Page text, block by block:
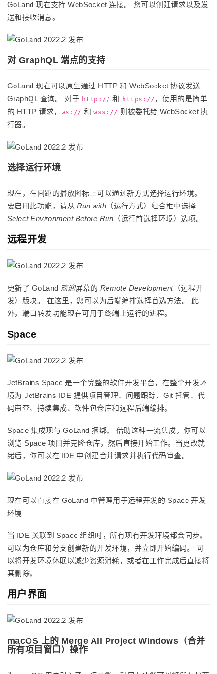
GoLand 现在支持 WebSocket 连接。 您可以创建请求以及发
送和接收消息。
对 GraphQL 端点的支持
GoLand 现在可以原生通过 HTTP 和 WebSocket 协议发送
GraphQL 查询。 对于 http:// 和 https:// ，使用的是简单
的 HTTP 请求， ws:// 和wss:// 则被委托给 WebSocket 执
行器。
选择运行环境
现在，在间距的播放图标上可以通过新方式选择运行环境。
要启用此功能，请从 Run with （运行方式）组合框中选择
Select Environment Before Run （运行前选择环境）选项。
远程开发
更新了 GoLand 欢迎屏幕的 Remote Development（远程开
发）版块。 在这里，您可以为后端编排选择首选方法。 此
外，端口转发功能现在可用于终端上运行的进程。
Space
JetBrains Space 是一个完整的软件开发平台，在整个开发环
境为 JetBrains IDE 提供项目管理、问题跟踪、Git 托管、代
码审查、持续集成、软件包仓库和远程后端编排。
Space 集成现与 GoLand 捆绑。 借助这种一流集成，你可以
浏览 Space 项目并克隆仓库，然后直接开始工作。当更改就
绪后，你可以在 IDE 中创建合并请求并执行代码审查。
现在可以直接在 GoLand 中管理用于远程开发的 Space 开发
环境
当 IDE 关联到 Space 组织时，所有现有开发环境都会同步。
可以为仓库和分支创建新的开发环境，并立即开始编码。 可
以将开发环境休眠以减少资源消耗，或者在工作完成后直接将
其删除。
用户界面
macOS 上的 Merge All Project Windows（合并
所有项目窗口）操作